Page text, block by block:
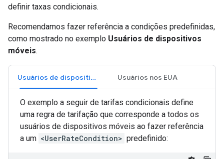
definir taxas condicionais.
Recomendamos fazer referência a condições predefinidas,
como mostrado no exemplo Usuários de dispositivos
móveis.
Usuários de dispositivos móveis Usuários nos EUA
O exemplo a seguir de tarifas condicionais define
uma regra de tarifação que corresponde a todos os
usuários de dispositivos móveis ao fazer referência
a um <UserRateCondition> predefinido: